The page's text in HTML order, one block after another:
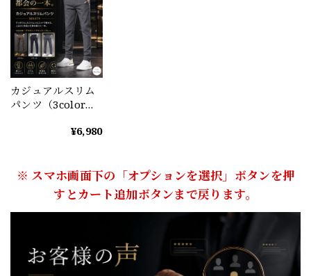
カジュアルスリム
パンツ（3color）
¥6,980
※ スマホ画面下の「オプションを選択」ボタンを押
すとカート追加ボタンまで戻ります。